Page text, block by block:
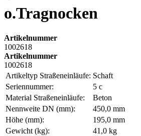
o.Tragnocken
Artikelnummer
1002618
Artikelnummer
1002618
Artikeltyp Straßeneinläufe: Schaft
Seriennummer:
5 c
Material Straßeneinläufe:
Beton
Nennweite DN (mm):
450,0 mm
Höhe (mm):
195,0 mm
Gewicht (kg):
41,0 kg